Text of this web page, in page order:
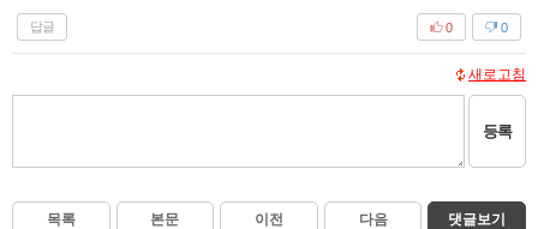
답글 0
0
새로고침
등록
목록 본문 이전 다음 댓글보기